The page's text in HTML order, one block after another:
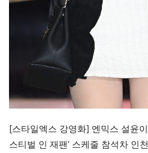
[스타일엑스 강영화] 엔믹스 설윤
스티벌 인 재팬’ 스케줄 참석차 인